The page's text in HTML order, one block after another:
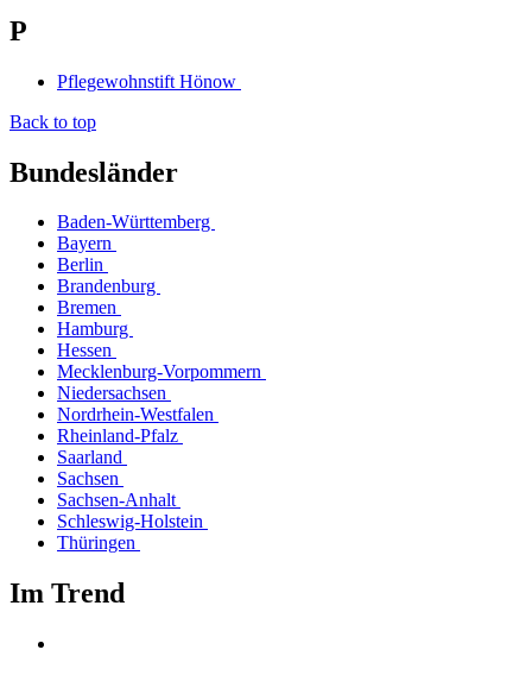
P
Pflegewohnstift Hönow
Back to top
Bundesländer
Baden-Württemberg
Bayern
Berlin
Brandenburg
Bremen
Hamburg
Hessen
Mecklenburg-Vorpommern
Niedersachsen
Nordrhein-Westfalen
Rheinland-Pfalz
Saarland
Sachsen
Sachsen-Anhalt
Schleswig-Holstein
Thüringen
Im Trend